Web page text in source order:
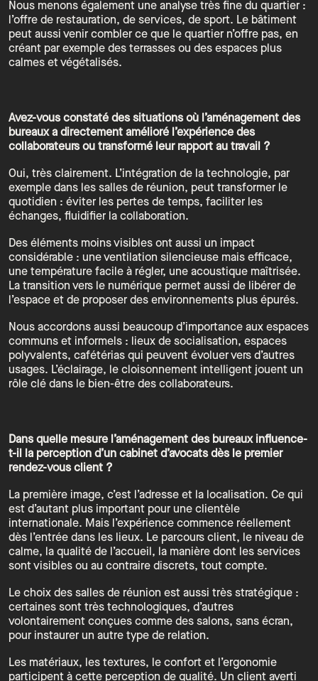
Nous menons également une analyse très fine du quartier :
l’offre de restauration, de services, de sport. Le bâtiment
peut aussi venir combler ce que le quartier n’offre pas, en
créant par exemple des terrasses ou des espaces plus
calmes et végétalisés.
Avez-vous constaté des situations où l’aménagement des
bureaux a directement amélioré l’expérience des
collaborateurs ou transformé leur rapport au travail ?
Oui, très clairement. L’intégration de la technologie, par
exemple dans les salles de réunion, peut transformer le
quotidien : éviter les pertes de temps, faciliter les
échanges, fluidifier la collaboration.
Des éléments moins visibles ont aussi un impact
considérable : une ventilation silencieuse mais efficace,
une température facile à régler, une acoustique maîtrisée.
La transition vers le numérique permet aussi de libérer de
l’espace et de proposer des environnements plus épurés.
Nous accordons aussi beaucoup d’importance aux espaces
communs et informels : lieux de socialisation, espaces
polyvalents, cafétérias qui peuvent évoluer vers d’autres
usages. L’éclairage, le cloisonnement intelligent jouent un
rôle clé dans le bien-être des collaborateurs.
Dans quelle mesure l’aménagement des bureaux influence-
t-il la perception d’un cabinet d’avocats dès le premier
rendez-vous client ?
La première image, c’est l’adresse et la localisation. Ce qui
est d’autant plus important pour une clientèle
internationale. Mais l’expérience commence réellement
dès l’entrée dans les lieux. Le parcours client, le niveau de
calme, la qualité de l’accueil, la manière dont les services
sont visibles ou au contraire discrets, tout compte.
Le choix des salles de réunion est aussi très stratégique :
certaines sont très technologiques, d’autres
volontairement conçues comme des salons, sans écran,
pour instaurer un autre type de relation.
Les matériaux, les textures, le confort et l’ergonomie
participent à cette perception de qualité. Un client averti